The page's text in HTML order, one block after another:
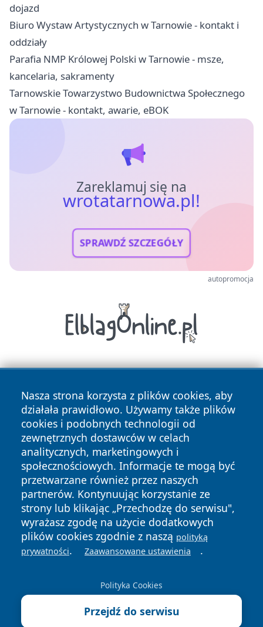
dojazd
Biuro Wystaw Artystycznych w Tarnowie - kontakt i
oddziały
Parafia NMP Królowej Polski w Tarnowie - msze,
kancelaria, sakramenty
Tarnowskie Towarzystwo Budownictwa Społecznego
w Tarnowie - kontakt, awarie, eBOK
Zareklamuj się na
wrotatarnowa.pl!
SPRAWDŹ SZCZEGÓŁY
autopromocja
Nasza strona korzysta z plików cookies, aby
działała prawidłowo. Używamy także plików
cookies i podobnych technologii od
zewnętrznych dostawców w celach
analitycznych, marketingowych i
społecznościowych. Informacje te mogą być
przetwarzane również przez naszych
partnerów. Kontynuując korzystanie ze
strony lub klikając „Przechodzę do serwisu",
wyrażasz zgodę na użycie dodatkowych
plików cookies zgodnie z naszą polityką
prywatności. Zaawansowane ustawienia .
Polityka Cookies
Przejdź do serwisu
Copyright © 2026 wrotatarnowa.pl Wszystkie prawa
zastrzeżone.
News Autorzy
Polityka
Prywatności
Polityka
Cookies